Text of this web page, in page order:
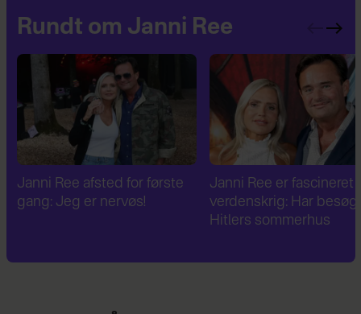
Rundt om Janni Ree
Janni Ree er fascineret af 2.
verdenskrig: Har besøgt
Janni Ree bryder
tavsheden: "Det er
fuldstændig absurd"